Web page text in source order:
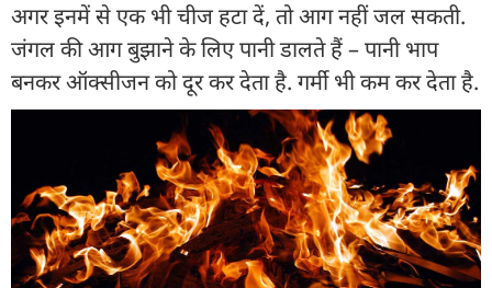
अगर इनमें से एक भी चीज हटा दें, तो आग नहीं जल सकती.
जंगल की आग बुझाने के लिए पानी डालते हैं – पानी भाप
बनकर ऑक्सीजन को दूर कर देता है. गर्मी भी कम कर देता है.